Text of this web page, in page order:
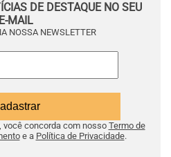
DE DESTAQUE NO SEU
E-MAIL
NOSSA NEWSLETTER
você concorda com nosso Termo de
e a Política de Privacidade.